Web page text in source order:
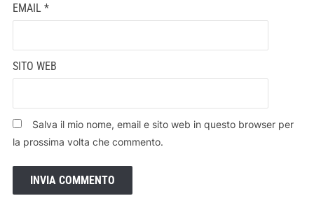
EMAIL *
SITO WEB
Salva il mio nome, email e sito web in questo browser per
la prossima volta che commento.